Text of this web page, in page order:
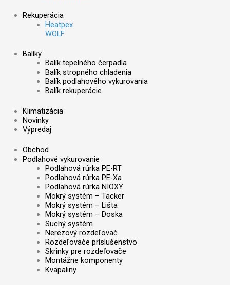
Rekuperácia
Heatpex
WOLF
Balíky
Balík tepelného čerpadla
Balík stropného chladenia
Balík podlahového vykurovania
Balík rekuperácie
Klimatizácia
Novinky
Výpredaj
Obchod
Podlahové vykurovanie
Podlahová rúrka PE-RT
Podlahová rúrka PE-Xa
Podlahová rúrka NIOXY
Mokrý systém – Tacker
Mokrý systém – Lišta
Mokrý systém – Doska
Suchý systém
Nerezový rozdeľovač
Rozdeľovače príslušenstvo
Skrinky pre rozdeľovače
Montážne komponenty
Kvapaliny